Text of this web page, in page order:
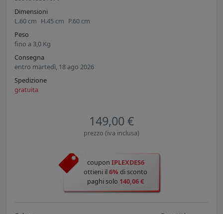
Dimensioni
L.60 cm H.45 cm P.60 cm
Peso
fino a 3,0 Kg
Consegna
entro martedì, 18 ago 2026
Spedizione
gratuita
149,00 €
prezzo (iva inclusa)
coupon IPLEXDES6
ottieni il6% di sconto
paghi solo 140,06 €